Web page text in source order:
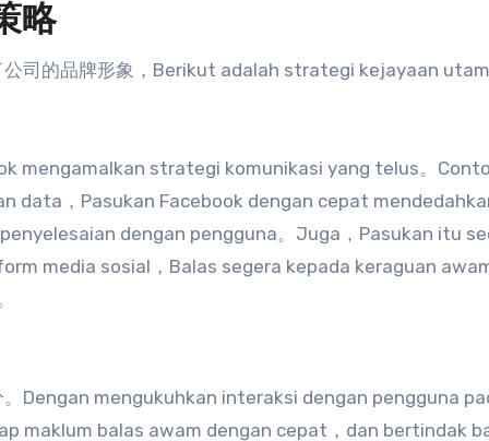
略
司的品牌形象 ，Berikut adalah strategi kejayaan
mengamalkan strategi komunikasi yang telus。
data，Pasukan Facebook dengan cepat
dengan pengguna。Juga，Pasukan itu
media sosial，Balas segera kepada keraguan
。Dengan mengukuhkan interaksi dengan pengguna
maklum balas awam dengan cepat，dan bertindak